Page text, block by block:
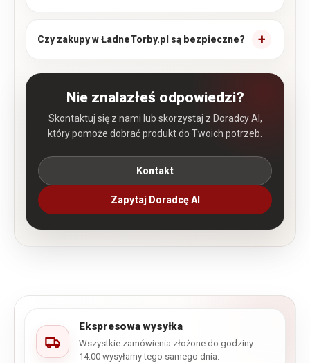
Czy zakupy w ŁadneTorby.pl są bezpieczne?
Nie znalazłeś odpowiedzi?
Skontaktuj się z nami lub skorzystaj z Doradcy AI,
który pomoże dobrać produkt do Twoich potrzeb.
Kontakt
Zapytaj Doradcę AI
Ekspresowa wysyłka
Wszystkie zamówienia złożone do godziny
14:00 wysyłamy tego samego dnia.